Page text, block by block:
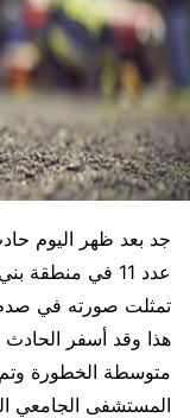
جد بعد ظهر اليوم
عدد 11 في منطقة
تمثلت صورته في صدم
هذا وقد أسفر الحادث
متوسطة الخطورة وتم
المستشفى الجامعي